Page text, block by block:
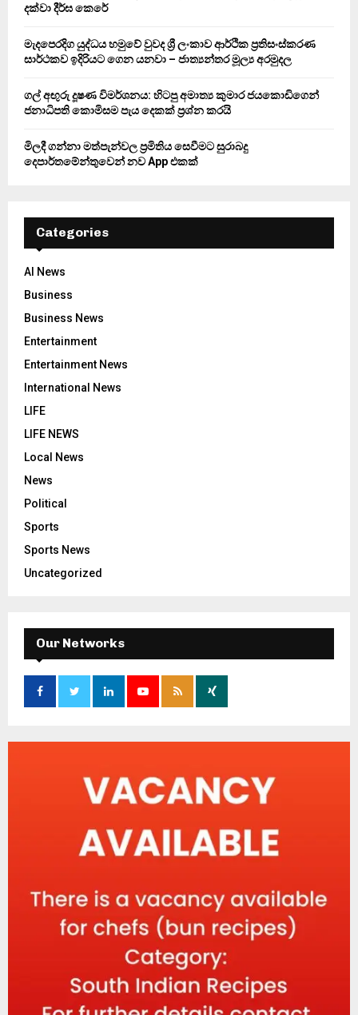
දක්වා දීර්ඝ කෙරේ
මැදපෙරදිග යුද්ධය හමුවේ වුවද ශ්‍රී ලංකාව ආර්ථික ප්‍රතිසංස්කරණ
සාර්ථකව ඉදිරියට ගෙන යනවා – ජාත්‍යන්තර මූල්‍ය අරමුදල
ගල් අඟුරු දූෂණ විමර්ශනය: හිටපු අමාත්‍ය කුමාර ජයකොඩිගෙන්
ජනාධිපති කොමිසම පැය දෙකක් ප්‍රශ්න කරයි
මිලදී ගන්නා මත්පැන්වල ප්‍රමිතිය සෙවීමට සුරාබදු
දෙපාර්තමේන්තුවෙන් නව App එකක්
Categories
AI News
Business
Business News
Entertainment
Entertainment News
International News
LIFE
LIFE NEWS
Local News
News
Political
Sports
Sports News
Uncategorized
Our Networks